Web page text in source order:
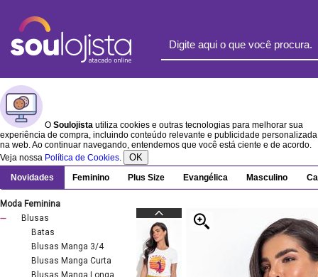
O Soulojista utiliza cookies e outras tecnologias para melhorar sua
experiência de compra, incluindo conteúdo relevante e publicidade personalizada
na web. Ao continuar navegando, entendemos que você está ciente e de acordo.
Veja nossa Política de Cookies. OK
Novidades Feminino Plus Size Evangélica Masculino
Moda Feminina
Blusas
Batas
Blusas Manga 3/4
Blusas Manga Curta
Blusas Manga Longa